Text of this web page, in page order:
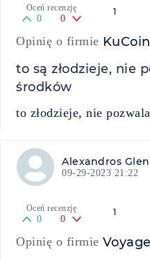
1
Oceń recenzję
0 0
Opinię o firmie KuCoin
to są złodzieje, nie
środków
to złodzieje, nie
Alexandros
09-29-2023 21:22
1
Oceń recenzję
0 0
Opinię o firmie